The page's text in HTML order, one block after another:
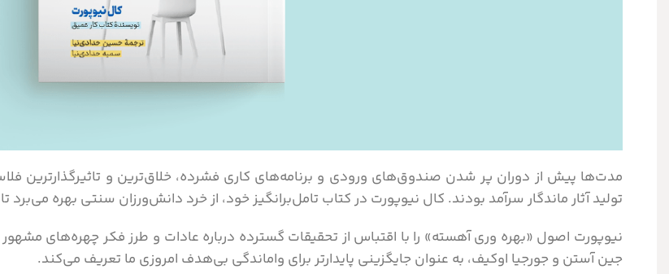
مدت‌ها پیش از دوران پر شدن صندوق‌های ورودی و برنامه‌های کاری فشرده، خلاق‌ترین و تاثیرگذارترین
تولید آثار ماندگار سرآمد بودند. کال نیوپورت در کتاب تامل‌برانگیز خود، از خرد دانش‌ورزان سنتی بهره‌
نیوپورت اصول «بهره وری آهسته» را با اقتباس از تحقیقات گسترده درباره عادات و طرز فکر چهره‌های مشهور
جین آستن و جورجیا اوکیف، به عنوان جایگزینی پایدارتر برای واماندگی بی‌هدف امروزی ما تعریف می‌کند.